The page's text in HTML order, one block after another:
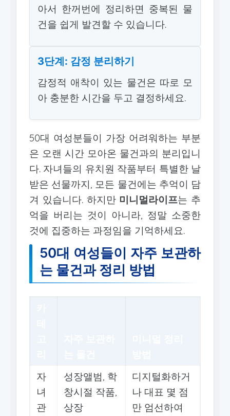
아서 한꺼번에 정리하면 중복된 물
건을 쉽게 발견할 수 있습니다.
3단계: 감정 분리하기
감정적 애착이 있는 물건은 따로 모
아 충분한 시간을 두고 결정하세요.
50대 여성분들이 가장 어려워하는 부분
은 오랜 시간 모아온 물건과의 분리입니
다. 자녀들의 유치원 작품부터 특별한 날
받은 선물까지, 모든 물건에는 추억이 담
겨 있습니다. 하지만 미니멀라이프는 추
억을 버리는 것이 아니라, 정말 소중한
것에 집중하는 과정임을 기억하세요.
50대 여성들이 자주 보관하
는 물건과 정리 방법
자
녀
관
성장앨범, 학
창시절 작품,
상장
디지털화하거
나 대표 몇 점
만 엄선하여